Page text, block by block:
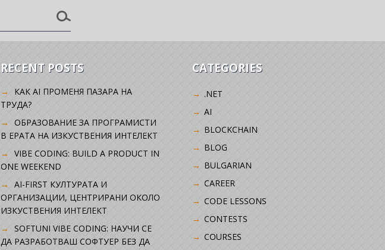
RECENT POSTS
КАК AI ПРОМЕНЯ ПАЗАРА НА
ТРУДА?
ОБРАЗОВАНИЕ ЗА ПРОГРАМИСТИ
В ЕРАТА НА ИЗКУСТВЕНИЯ ИНТЕЛЕКТ
VIBE CODING: BUILD A PRODUCT IN
ONE WEEKEND
AI-FIRST КУЛТУРАТА И
ОРГАНИЗАЦИИ, ЦЕНТРИРАНИ ОКОЛО
ИЗКУСТВЕНИЯ ИНТЕЛЕКТ
SOFTUNI VIBE CODING: НАУЧИ СЕ
ДА РАЗРАБОТВАШ СОФТУЕР БЕЗ ДА
CATEGORIES
.NET
AI
BLOCKCHAIN
BLOG
BULGARIAN
CAREER
CODE LESSONS
CONTESTS
COURSES